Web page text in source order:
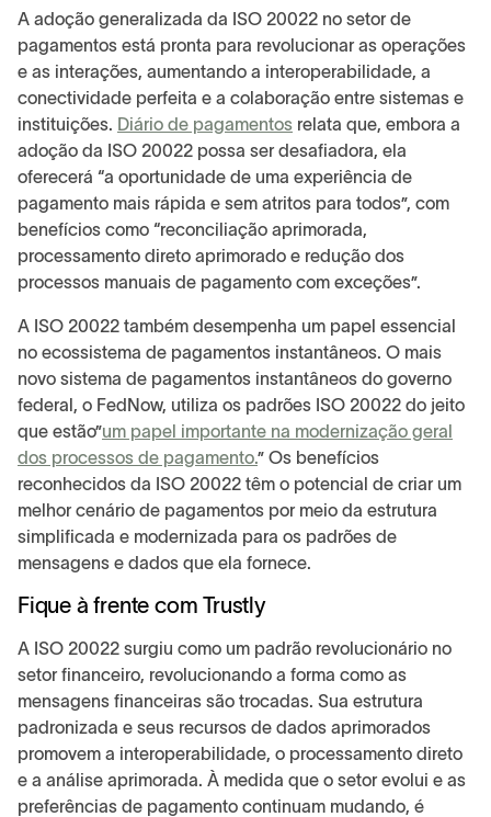
A adoção generalizada da ISO 20022 no setor de
pagamentos está pronta para revolucionar as operações
e as interações, aumentando a interoperabilidade, a
conectividade perfeita e a colaboração entre sistemas e
instituições. Diário de pagamentos relata que, embora a
adoção da ISO 20022 possa ser desafiadora, ela
oferecerá “a oportunidade de uma experiência de
pagamento mais rápida e sem atritos para todos”, com
benefícios como “reconciliação aprimorada,
processamento direto aprimorado e redução dos
processos manuais de pagamento com exceções”.
A ISO 20022 também desempenha um papel essencial
no ecossistema de pagamentos instantâneos. O mais
novo sistema de pagamentos instantâneos do governo
federal, o FedNow, utiliza os padrões ISO 20022 do jeito
que estão”um papel importante na modernização geral
dos processos de pagamento.” Os benefícios
reconhecidos da ISO 20022 têm o potencial de criar um
melhor cenário de pagamentos por meio da estrutura
simplificada e modernizada para os padrões de
mensagens e dados que ela fornece.
Fique à frente com Trustly
A ISO 20022 surgiu como um padrão revolucionário no
setor financeiro, revolucionando a forma como as
mensagens financeiras são trocadas. Sua estrutura
padronizada e seus recursos de dados aprimorados
promovem a interoperabilidade, o processamento direto
e a análise aprimorada. À medida que o setor evolui e as
preferências de pagamento continuam mudando, é